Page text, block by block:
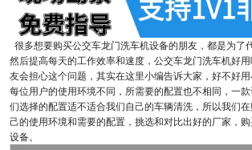
很多想要购买公交车龙门洗车机设备的朋友，都是为了
然后提高每天的工作效率和速度，公交车龙门洗车机好
友会担心这个问题，其实在这里小编告诉大家，好不好
每位用户的使用环境不同，所需要的配置也不相同，一
们选择的配置适不适合我们自己的车辆清洗，所以我们
己的使用环境和需要的配置，挑选和对比出好的厂家，
设备。